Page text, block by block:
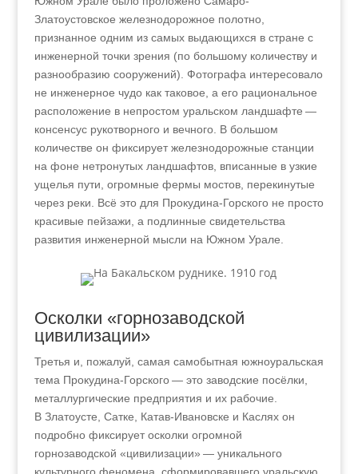
Златоустовское железнодорожное полотно,
признанное одним из самых выдающихся в стране с
инженерной точки зрения (по большому количеству и
разнообразию сооружений). Фотографа интересовало
не инженерное чудо как таковое, а его рациональное
расположение в непростом уральском ландшафте —
консенсус рукотворного и вечного. В большом
количестве он фиксирует железнодорожные станции
на фоне нетронутых ландшафтов, вписанные в узкие
ущелья пути, огромные фермы мостов, перекинутые
через реки. Всё это для Прокудина-Горского не просто
красивые пейзажи, а подлинные свидетельства
развития инженерной мысли на Южном Урале.
Осколки «горнозаводской
цивилизации»
Третья и, пожалуй, самая самобытная южноуральская
тема Прокудина-Горского—это заводские посёлки,
металлургические предприятия и их рабочие.
В Златоусте, Сатке, Катав‑Ивановске и Каслях он
подробно фиксирует осколки огромной
горнозаводской «цивилизации» — уникального